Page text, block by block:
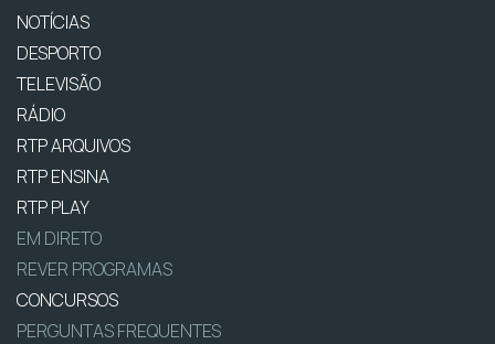
NOTÍCIAS
DESPORTO
TELEVISÃO
RÁDIO
RTP ARQUIVOS
RTP ENSINA
RTP PLAY
EM DIRETO
REVER PROGRAMAS
CONCURSOS
PERGUNTAS FREQUENTES